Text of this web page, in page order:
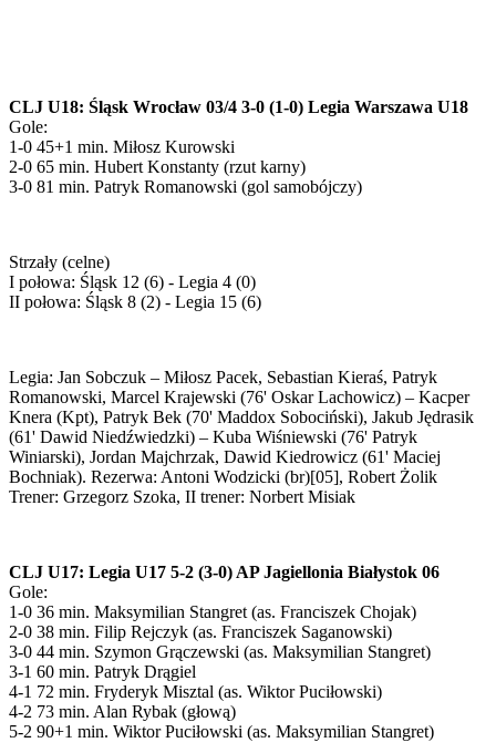
CLJ U18: Śląsk Wrocław 03/4 3-0 (1-0) Legia Warszawa U18
Gole:
1-0 45+1 min. Miłosz Kurowski
2-0 65 min. Hubert Konstanty (rzut karny)
3-0 81 min. Patryk Romanowski (gol samobójczy)
Strzały (celne)
I połowa: Śląsk 12 (6) - Legia 4 (0)
II połowa: Śląsk 8 (2) - Legia 15 (6)
Legia: Jan Sobczuk – Miłosz Pacek, Sebastian Kieraś, Patryk
Romanowski, Marcel Krajewski (76' Oskar Lachowicz) – Kacper
Knera (Kpt), Patryk Bek (70' Maddox Sobociński), Jakub Jędrasik
(61' Dawid Niedźwiedzki) – Kuba Wiśniewski (76' Patryk
Winiarski), Jordan Majchrzak, Dawid Kiedrowicz (61' Maciej
Bochniak). Rezerwa: Antoni Wodzicki (br)[05], Robert Żolik
Trener: Grzegorz Szoka, II trener: Norbert Misiak
CLJ U17: Legia U17 5-2 (3-0) AP Jagiellonia Białystok 06
Gole:
1-0 36 min. Maksymilian Stangret (as. Franciszek Chojak)
2-0 38 min. Filip Rejczyk (as. Franciszek Saganowski)
3-0 44 min. Szymon Grączewski (as. Maksymilian Stangret)
3-1 60 min. Patryk Drągiel
4-1 72 min. Fryderyk Misztal (as. Wiktor Puciłowski)
4-2 73 min. Alan Rybak (głową)
5-2 90+1 min. Wiktor Puciłowski (as. Maksymilian Stangret)